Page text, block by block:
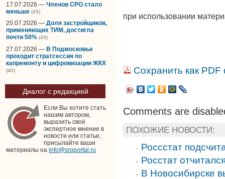
17.07.2026 — Членов СРО стало
меньше (45)
20.07.2026 — Доля застройщиков,
применяющих ТИМ, достигла
почти 50% (43)
27.07.2026 — В Подмосковье
проходит стратсессия по
капремонту и цифровизации ЖКХ
(40)
Диалог с редакцией
Если Вы хотите стать
нашим автором,
выразить своё
экспертное мнение в
новости или статье,
присылайте ваши
материалы на info@sroportal.ru
при использовании
Сохранить как
Comments are
ПОХОЖИЕ НОВОСТИ:
Россстат
Росстат
В Новосибирске